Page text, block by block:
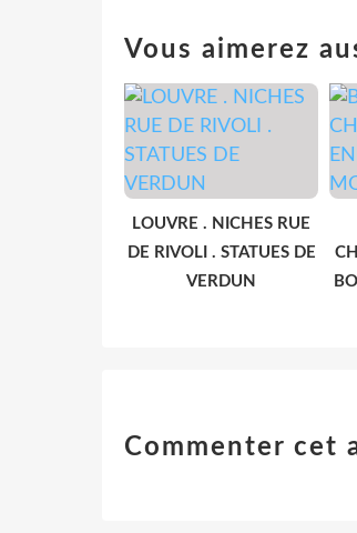
Vous aimerez
LOUVRE . NICHES RUE
DE RIVOLI . STATUES DE
VERDUN
Commenter cet